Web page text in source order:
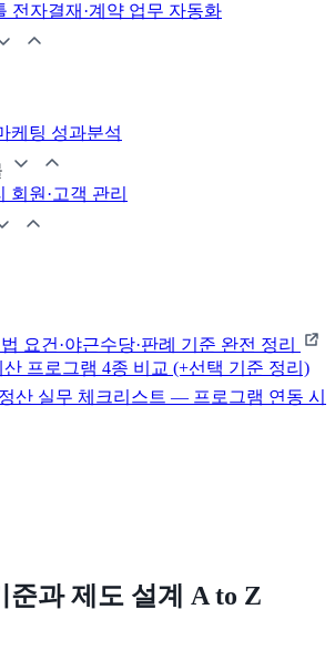
전자결재·계약 업무 자동화
케팅 성과분석
회원·고객 관리
요건·야근수당·판례 기준 완전 정리
프로그램 4종 비교 (+선택 기준 정리)
산 실무 체크리스트 — 프로그램 연동 시
준과 제도 설계 A to Z